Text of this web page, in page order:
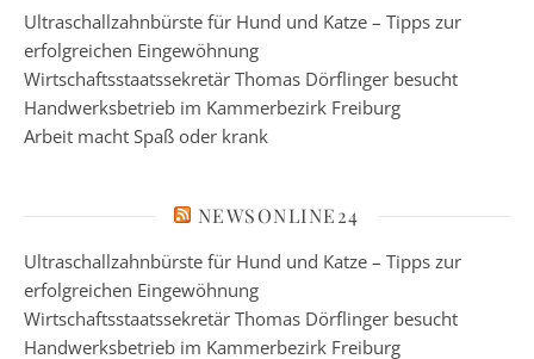
Ultraschallzahnbürste für Hund und Katze – Tipps zur
erfolgreichen Eingewöhnung
Wirtschaftsstaatssekretär Thomas Dörflinger besucht
Handwerksbetrieb im Kammerbezirk Freiburg
Arbeit macht Spaß oder krank
NEWSONLINE24
Ultraschallzahnbürste für Hund und Katze – Tipps zur
erfolgreichen Eingewöhnung
Wirtschaftsstaatssekretär Thomas Dörflinger besucht
Handwerksbetrieb im Kammerbezirk Freiburg